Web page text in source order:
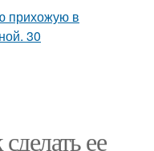
ее